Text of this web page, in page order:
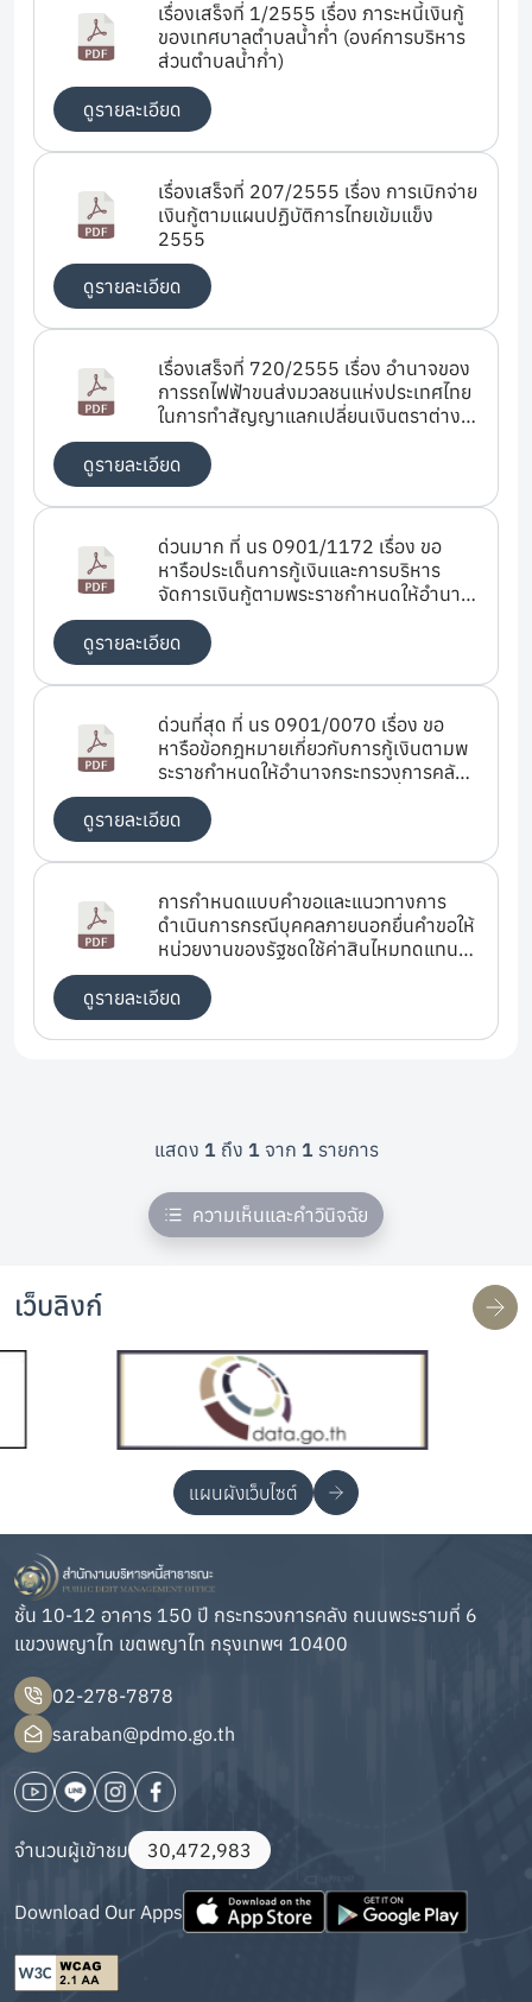
เรื่องเสร็จที่ 1/2555 เรื่อง ภาระหนี้เงินกู้
ของเทศบาลตำบลน้ำก่ำ (องค์การบริหาร
ส่วนตำบลน้ำก่ำ)
ดูรายละเอียด
เรื่องเสร็จที่ 207/2555 เรื่อง การเบิกจ่าย
เงินกู้ตามแผนปฏิบัติการไทยเข้มแข็ง
2555
ดูรายละเอียด
เรื่องเสร็จที่ 720/2555 เรื่อง อำนาจของ
การรถไฟฟ้าขนส่งมวลชนแห่งประเทศไทย
ในการทำสัญญาแลกเปลี่ยนเงินตราต่าง
ประเทศ (Cross Currency Swap)
ดูรายละเอียด
ด่วนมาก ที่ นร 0901/1172 เรื่อง ขอ
หารือประเด็นการกู้เงินและการบริหาร
จัดการเงินกู้ตามพระราชกำหนดให้อำนาจ
กระทรวงการคลังกู้เงินเพื่อการวางระบบ
บริหารจัดการน้ำและสร้างอนาคตประเทศ
พ.ศ.2555 และระเบียบสำนักนายก
รัฐมนตรีว่าด้วยการบริหารโครงการและ
การใช้จ่ายเงินกู้เพื่อการวางระบบบริหาร
จัดการน้ำและสร้างอนาคตประเทศ
พ.ศ.2555
ดูรายละเอียด
ด่วนที่สุด ที่ นร 0901/0070 เรื่อง ขอ
หารือข้อกฎหมายเกี่ยวกับการกู้เงินตามพ
ระราชกำหนดให้อำนาจกระทรวงการคลังกู้
เงินเพื่อวางระบบบริหารจัดการน้ำและ
สร้างอนาคตประเทศ พ.ศ.2555
ดูรายละเอียด
การกำหนดแบบคำขอและแนวทางการ
ดำเนินการกรณีบุคคลภายนอกยื่นคำขอให้
หน่วยงานของรัฐชดใช้ค่าสินไหมทดแทน
จากการกระทำละเมิดของเจ้าหน้าที่
ดูรายละเอียด
แสดง 1 ถึง 1 จาก 1 รายการ
ความเห็นและคำวินิจฉัย
เว็บลิงก์
แผนผังเว็บไซต์
ชั้น 10-12 อาคาร 150 ปี กระทรวงการคลัง ถนนพระรามที่ 6
แขวงพญาไท เขตพญาไท กรุงเทพฯ 10400
02-278-7878
saraban@pdmo.go.th
จำนวนผู้เข้าชม 30,472,983
Download Our Apps